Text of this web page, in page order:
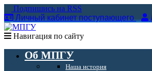
Подпишись на RSS
Личный кабинет поступающего
Навигация по сайту
Об МПГУ
Наша история